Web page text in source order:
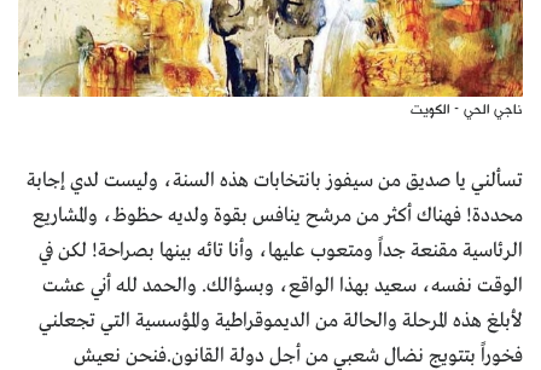
ناجي الحي - الكويت
تسألني يا صديق من سيفوز بانتخابات هذه السنة، وليست لدي إجابة
محددة! فهناك أكثر من مرشح ينافس بقوة ولديه حظوظ، والمشاريع
الرئاسية مقنعة جداً ومتعوب عليها، وأنا تائه بينها بصراحة! لكن في
الوقت نفسه، سعيد بهذا الواقع، وبسؤالك. والحمد لله أني عشت
لأبلغ هذه المرحلة والحالة من الديموقراطية والمؤسسية التي تجعلني
فخوراً بتتويج نضال شعبي من أجل دولة القانون.فنحن نعيش